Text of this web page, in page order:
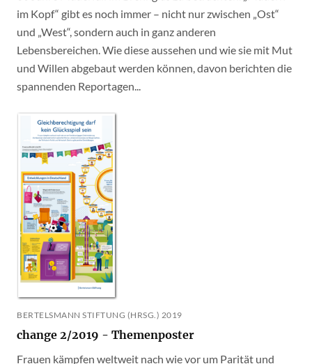
im Kopf“ gibt es noch immer – nicht nur zwischen „Ost“
und „West“, sondern auch in ganz anderen
Lebensbereichen. Wie diese aussehen und wie sie mit Mut
und Willen abgebaut werden können, davon berichten die
spannenden Reportagen...
BERTELSMANN STIFTUNG (HRSG.) 2019
change 2/2019 - Themenposter
Frauen kämpfen weltweit nach wie vor um Parität und